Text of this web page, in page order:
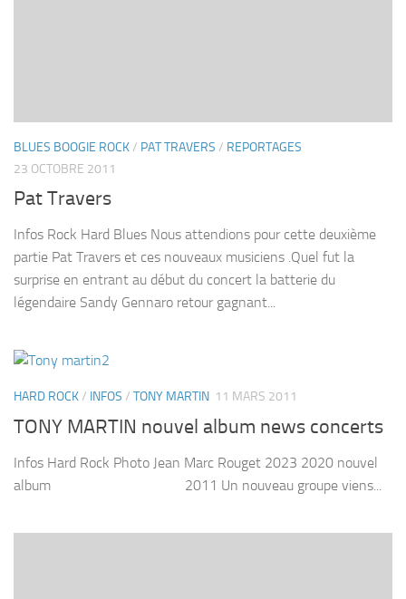
BLUES BOOGIE ROCK/ PAT TRAVERS / REPORTAGES
23 OCTOBRE 2011
Pat Travers
Infos Rock Hard Blues Nous attendions pour cette deuxième
partie Pat Travers et ces nouveaux musiciens .Quel fut la
surprise en entrant au début du concert la batterie du
légendaire Sandy Gennaro retour gagnant...
HARD ROCK/ INFOS / TONY MARTIN 11 MARS 2011
TONY MARTIN nouvel album news concerts
Infos Hard Rock Photo Jean Marc Rouget 2023 2020 nouvel
album 2011 Un nouveau groupe viens...